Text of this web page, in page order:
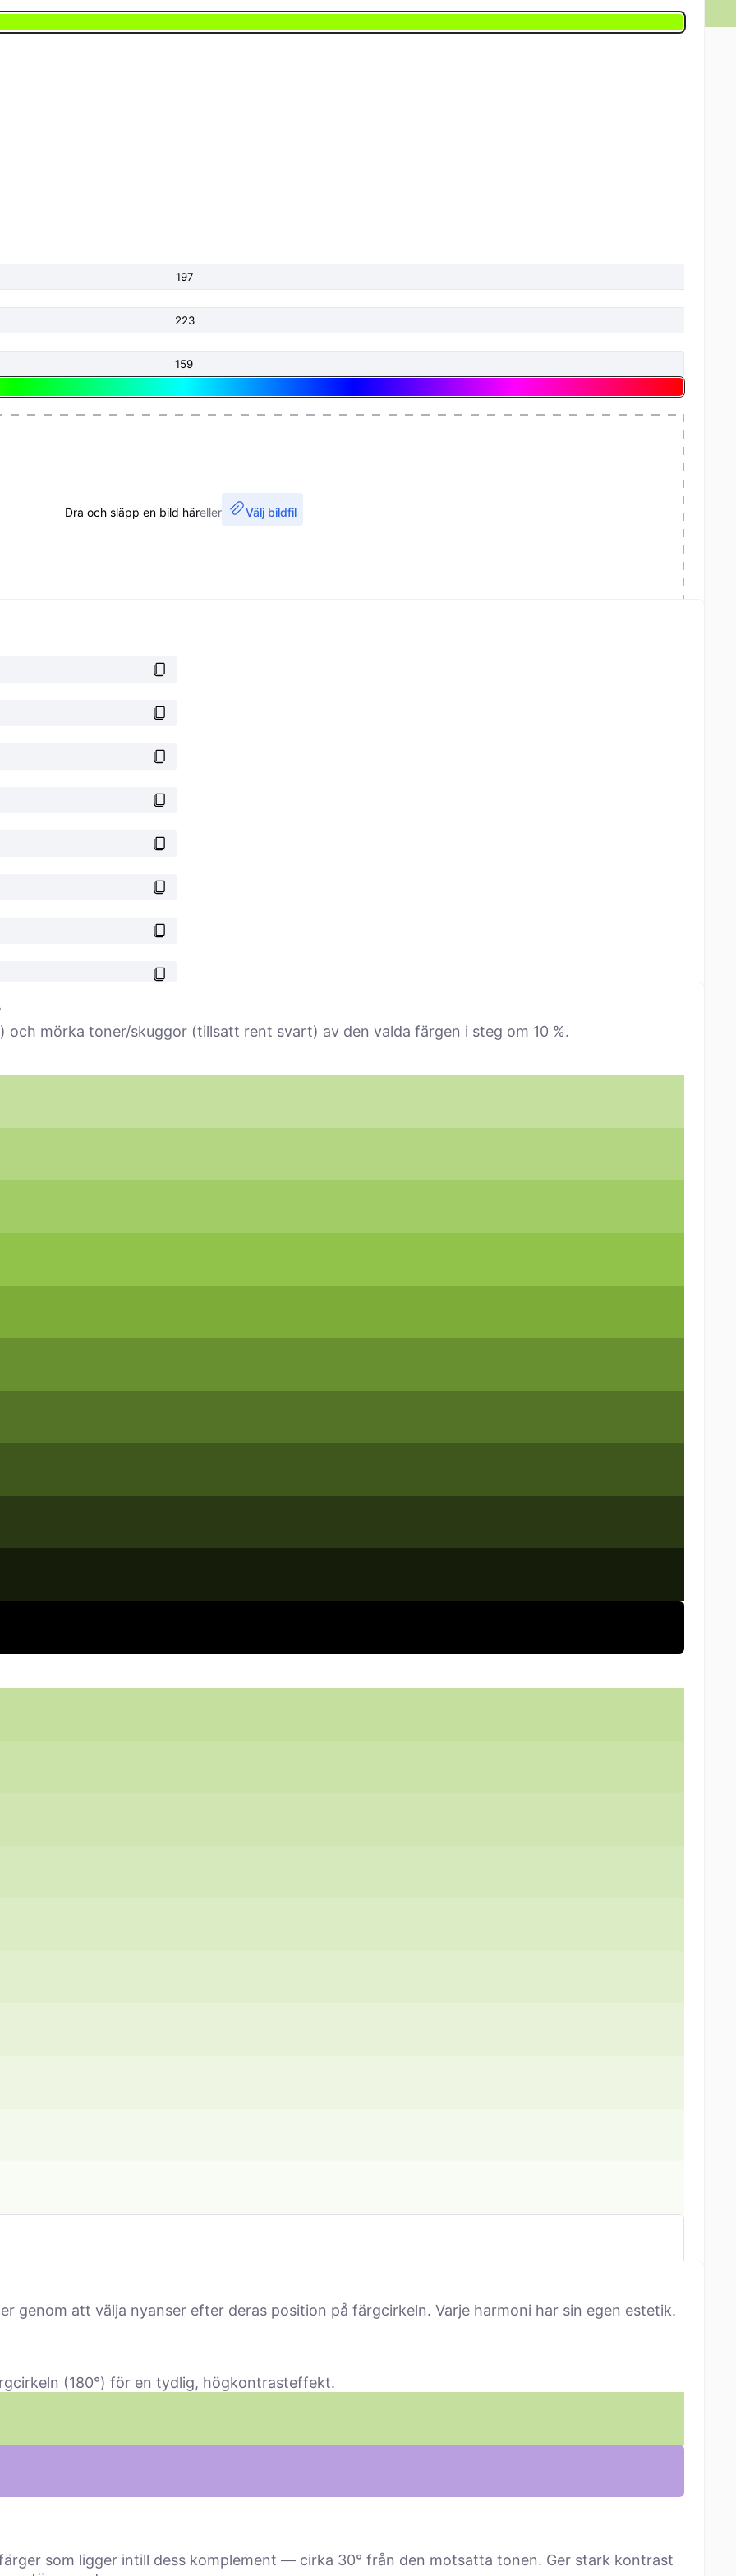
Dra och släpp en bild häreller Välj bildfil
mörka toner/skuggor (tillsatt rent svart) av den valda färgen i steg om 10 %.
genom att välja nyanser efter deras position på färgcirkeln. Varje harmoni har sin egen estetik.
(180°) för en tydlig, högkontrasteffekt.
som ligger intill dess komplement — cirka 30° från den motsatta tonen. Ger stark kontrast